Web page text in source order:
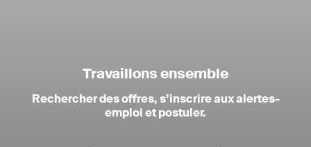
Travaillons ensemble
Rechercher des offres, s’inscrire aux alertes-
emploi et postuler.